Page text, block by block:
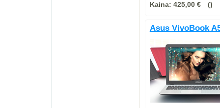
Kaina: 425,00 €
Asus VivoBook